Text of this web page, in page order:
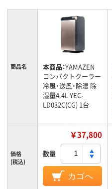
商品名 本商品：YAMAZEN
コンパクトクーラー
冷風・送風・除湿 除
湿量4.4L YEC-
LD032C(CG) 1台
価格
(税込)
￥37,800
数量
カゴへ